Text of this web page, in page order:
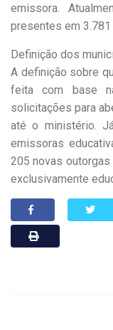
emissora.
presentes em 3.781
Definição dos
A definição sobre
feita com base
solicitações para
até o ministério.
emissoras
205 novas
exclusivamente